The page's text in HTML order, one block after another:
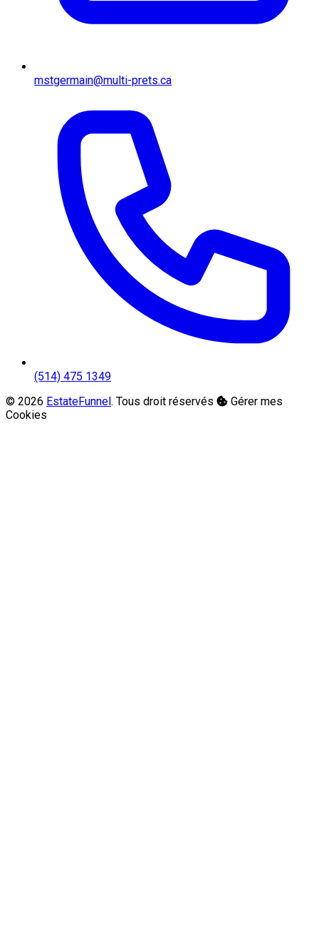
mstgermain@multi-prets.ca
(514) 475 1349
© 2026 EstateFunnel. Tous droit réservés
Gérer mes
Cookies